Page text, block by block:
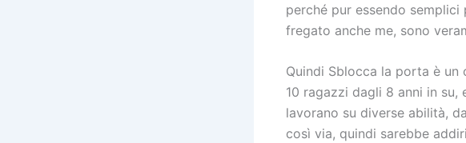
perché pur essendo
fregato anche me, sono
Quindi Sblocca la porta è
10 ragazzi dagli 8 anni in su,
lavorano su diverse abilità,
così via, quindi sarebbe